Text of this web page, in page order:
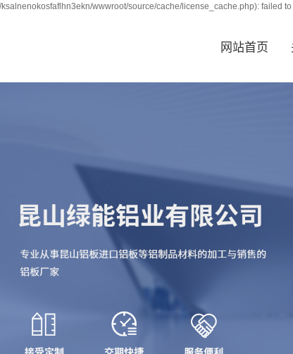
wwwroot/source/cache/license_cache.php):
网站首页